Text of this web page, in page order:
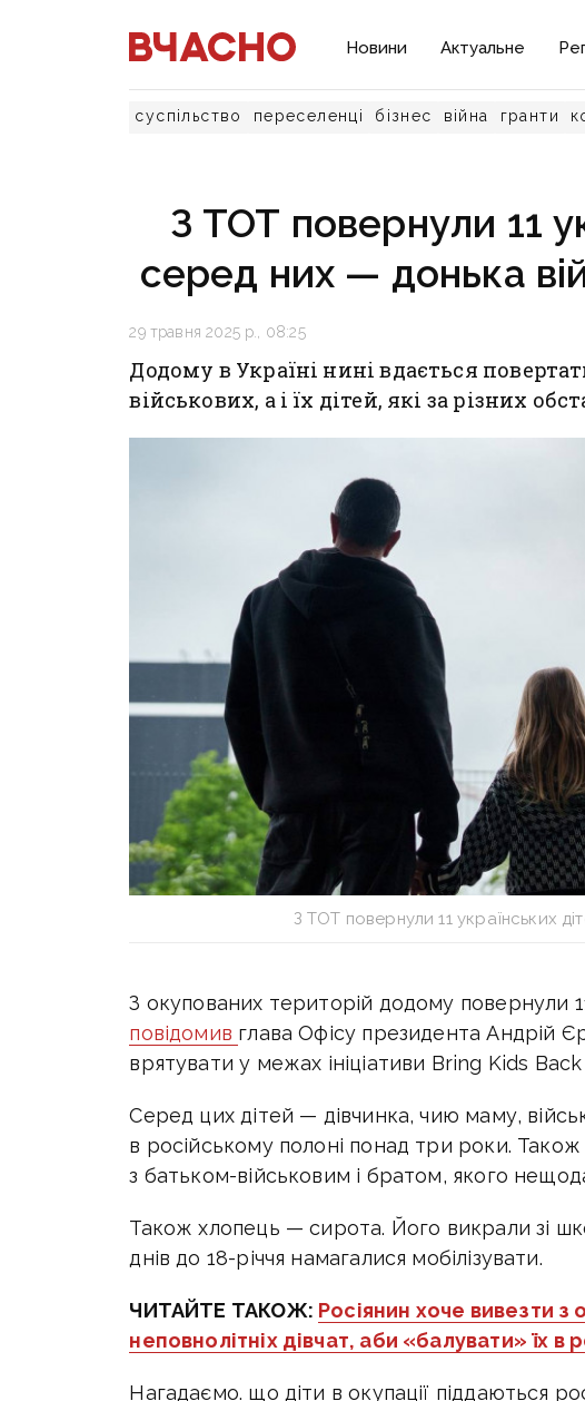
Новини Актуальне
суспільство переселенці бізнес війна гранти
З ТОТ повернули 11
серед них — донька
29 травня 2025 р., 08:25
Додому в Україні нині вдається
військових, а і їх дітей, які за різних
З ТОТ повернули 11 українських
З окупованих територій додому повернули
повідомив глава Офісу президента Андрій
врятувати у межах ініціативи Bring Kids Back
Серед цих дітей — дівчинка, чию маму,
в російському полоні понад три роки. Також
з батьком-військовим і братом, якого
Також хлопець — сирота. Його викрали зі
днів до 18-річчя намагалися мобілізувати.
ЧИТАЙТЕ ТАКОЖ: Росіянин хоче вивезти
неповнолітніх дівчат, аби «балувати» їх в
Нагадаємо. що діти в окупації піддаються